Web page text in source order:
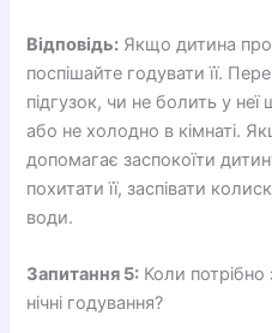
Відповідь: Якщо дитина
поспішайте годувати її.
підгузок, чи не болить у
або не холодно в кімнаті.
допомагає заспокоїти
похитати її, заспівати
води.
Запитання 5: Коли потрібно
нічні годування?